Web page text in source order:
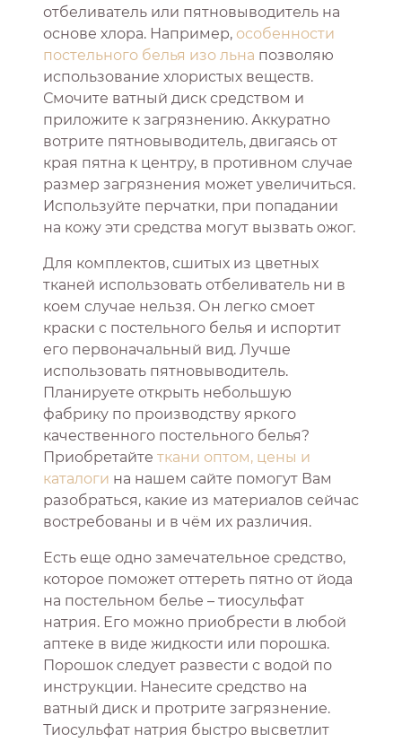
отбеливатель или пятновыводитель на
основе хлора. Например, особенности
постельного белья изо льна позволяю
использование хлористых веществ.
Смочите ватный диск средством и
приложите к загрязнению. Аккуратно
вотрите пятновыводитель, двигаясь от
края пятна к центру, в противном случае
размер загрязнения может увеличиться.
Используйте перчатки, при попадании
на кожу эти средства могут вызвать ожог.
Для комплектов, сшитых из цветных
тканей использовать отбеливатель ни в
коем случае нельзя. Он легко смоет
краски с постельного белья и испортит
его первоначальный вид. Лучше
использовать пятновыводитель.
Планируете открыть небольшую
фабрику по производству яркого
качественного постельного белья?
Приобретайте ткани оптом, цены и
каталоги на нашем сайте помогут Вам
разобраться, какие из материалов сейчас
востребованы и в чём их различия.
Есть еще одно замечательное средство,
которое поможет оттереть пятно от йода
на постельном белье – тиосульфат
натрия. Его можно приобрести в любой
аптеке в виде жидкости или порошка.
Порошок следует развести с водой по
инструкции. Нанесите средство на
ватный диск и протрите загрязнение.
Тиосульфат натрия быстро высветлит